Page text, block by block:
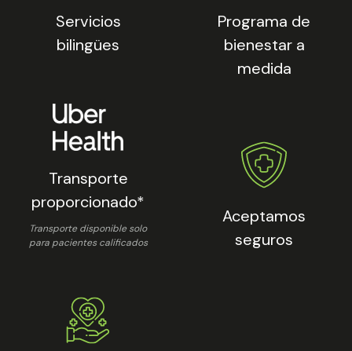
Servicios
bilingües
Transporte
proporcionado*
Transporte disponible solo
para pacientes calificados
Programa de
bienestar a
medida
Aceptamos
seguros